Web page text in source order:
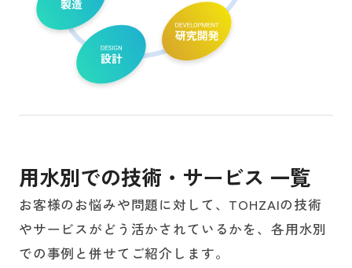
用水別での技術 ・ サー ビス 一覧
お客様のお悩みや問題に対して、TOHZAIの技術
やサービスがどう活かされているかを、各用水別
での事例と併せてご紹介します。